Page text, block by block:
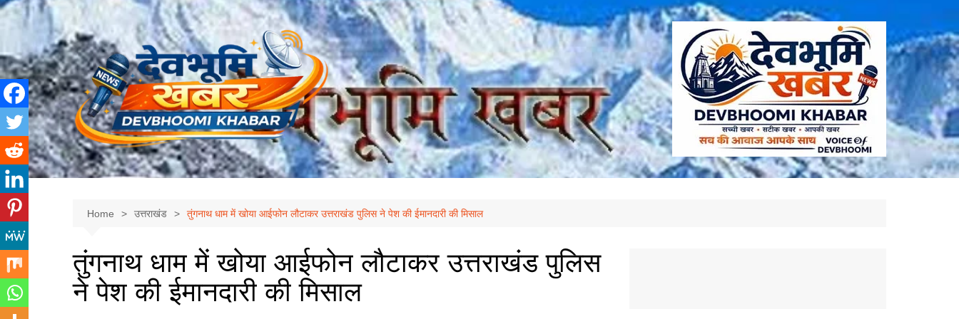
Skip
Home उत्तराखंड तुंगनाथ धाम में खोया आईफोन लौटाकर उत्तराखंड पुलिस ने पेश की ईमानदारी की मिसाल
तुंगनाथ धाम में खोया आईफोन लौटाकर उत्तराखंड पुलिस
ने पेश की ईमानदारी की मिसाल